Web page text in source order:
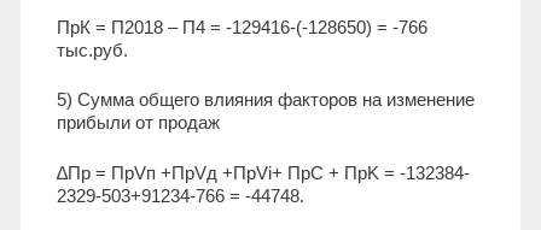
ПрК = П2018 – П4 = -129416-(-128650) = -766
тыс.руб.
5) Сумма общего влияния факторов на изменение
прибыли от продаж
∆Пр = ПрVп +ПрVд +ПрVi+ ПрC + ПрK = -132384-
2329-503+91234-766 = -44748.